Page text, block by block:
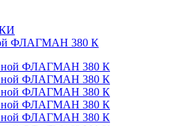
ФЛАГМАН 380 К